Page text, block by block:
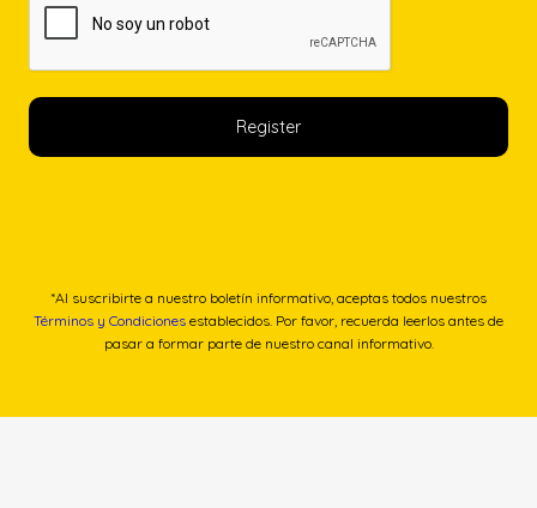
*Al suscribirte a nuestro boletín informativo, aceptas todos nuestros
Términos y Condiciones establecidos. Por favor, recuerda leerlos antes de
pasar a formar parte de nuestro canal informativo.